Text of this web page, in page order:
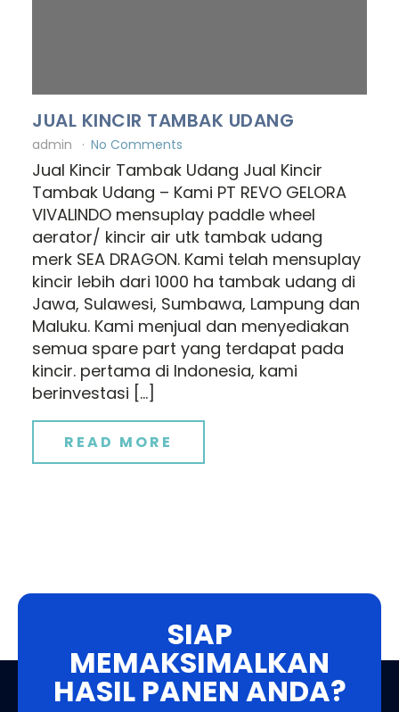
JUAL KINCIR TAMBAK UDANG
admin No Comments
Jual Kincir Tambak Udang Jual Kincir
Tambak Udang – Kami PT REVO GELORA
VIVALINDO mensuplay paddle wheel
aerator/ kincir air utk tambak udang
merk SEA DRAGON. Kami telah mensuplay
kincir lebih dari 1000 ha tambak udang di
Jawa, Sulawesi, Sumbawa, Lampung dan
Maluku. Kami menjual dan menyediakan
semua spare part yang terdapat pada
kincir. pertama di Indonesia, kami
berinvestasi […]
READ MORE
SIAP
MEMAKSIMALKAN
HASIL PANEN ANDA?